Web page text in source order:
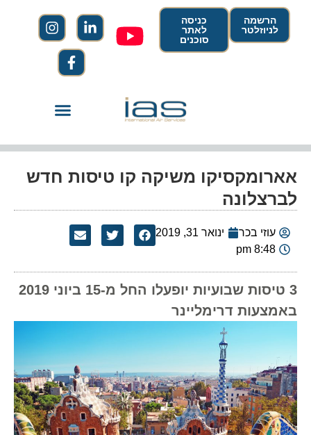
הרשמה
לניוזלטר
כניסה
לאתר
סוכנים
אארומקסיקו משיקה קו טיסות חדש
לברצלונה
עוזי בכר
ינואר 31, 2019
8:48 pm
3 טיסות שבועיות יופעלו החל מ-15 ביוני 2019
באמצעות דרימליינר